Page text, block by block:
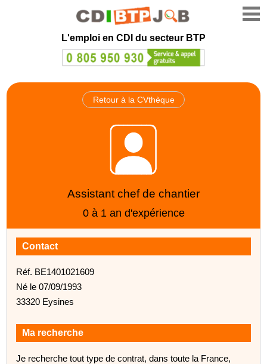
L'emploi en CDI du secteur BTP
Retour à la CVthèque
Assistant chef de chantier
0 à 1 an d'expérience
Contact
Réf. BE1401021609
Né le 07/09/1993
33320 Eysines
Ma recherche
Je recherche tout type de contrat, dans toute la France,